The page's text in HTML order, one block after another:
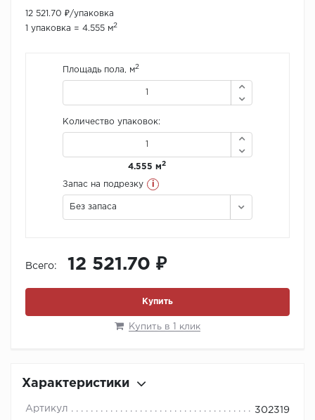
12 521.70 ₽/упаковка
1 упаковка = 4.555 м2
Площадь пола, м2
Количество упаковок:
4.555 м2
Запас на подрезку i
Без запаса
Всего: 12 521.70 ₽
Купить
Купить в 1 клик
Характеристики
Артикул 302319